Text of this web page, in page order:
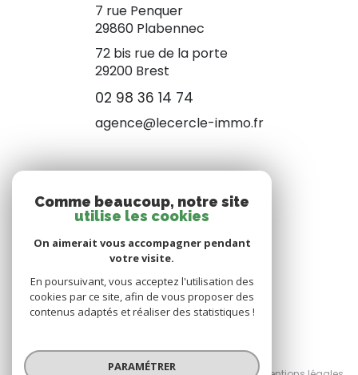
7 rue Penquer
29860 Plabennec
72 bis rue de la porte
29200 Brest
02 98 36 14 74
agence@lecercle-immo.fr
NOUS SUIVRE
© 2026 | Tous droits réservés
Comme beaucoup, notre site
utilise les cookies
On aimerait vous accompagner pendant
votre visite.
En poursuivant, vous acceptez l'utilisation des
cookies par ce site, afin de vous proposer des
contenus adaptés et réaliser des statistiques !
PARAMÉTRER